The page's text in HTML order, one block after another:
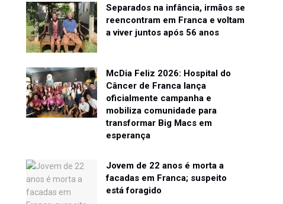
Separados na infância, irmãos se
reencontram em Franca e voltam
a viver juntos após 56 anos
McDia Feliz 2026: Hospital do
Câncer de Franca lança
oficialmente campanha e
mobiliza comunidade para
transformar Big Macs em
esperança
Jovem de 22 anos é morta a
facadas em Franca; suspeito
está foragido